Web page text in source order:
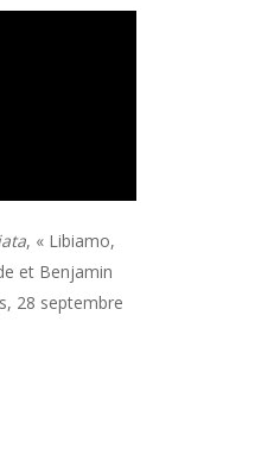
, « Libiamo,
et Benjamin
28 septembre